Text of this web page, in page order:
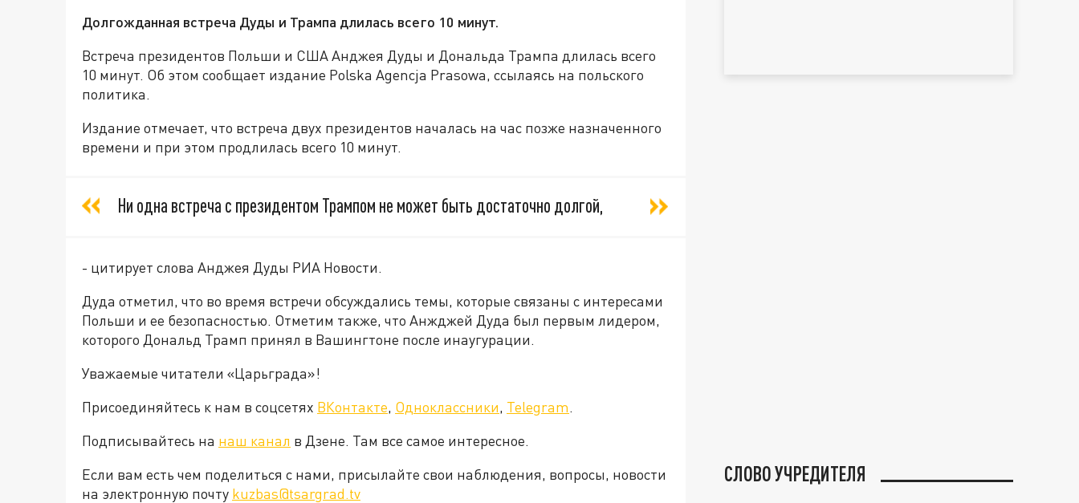
Долгожданная встреча Дуды и Трампа длилась всего 10 минут.
Встреча президентов Польши и США Анджея Дуды и Дональда Трампа длилась всего
10 минут. Об этом сообщает издание Polska Agencja Prasowa, ссылаясь на польского
политика.
Издание отмечает, что встреча двух президентов началась на час позже назначенного
времени и при этом продлилась всего 10 минут.
Ни одна встреча с президентом Трампом не может быть достаточно долгой,
- цитирует слова Анджея Дуды РИА Новости.
Дуда отметил, что во время встречи обсуждались темы, которые связаны с интересами
Польши и ее безопасностью. Отметим также, что Анжджей Дуда был первым лидером,
которого Дональд Трамп принял в Вашингтоне после инаугурации.
Уважаемые читатели «Царьграда»!
Присоединяйтесь к нам в соцсетях ВКонтакте, Одноклассники, Telegram.
Подписывайтесь на наш канал в Дзене. Там все самое интересное.
Если вам есть чем поделиться с нами, присылайте свои наблюдения, вопросы, новости
на электронную почту kuzbas@tsargrad.tv
СЛОВО УЧРЕДИТЕЛЯ